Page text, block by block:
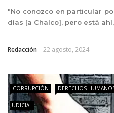
"No conozco en particular
días [a Chalco], pero está
Redacción 22 agosto, 2024
CORRUPCIÓN DERECHOS
JUDICIAL